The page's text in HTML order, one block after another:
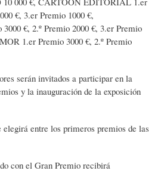
€, 3.er Premio 1000 €,
€, 2.º Premio 2000 €, 3.er Premio
1.er Premio 3000 €, 2.º Premio
serán invitados a participar en la
y la inauguración de la exposición
entre los primeros premios de las
el Gran Premio recibirá